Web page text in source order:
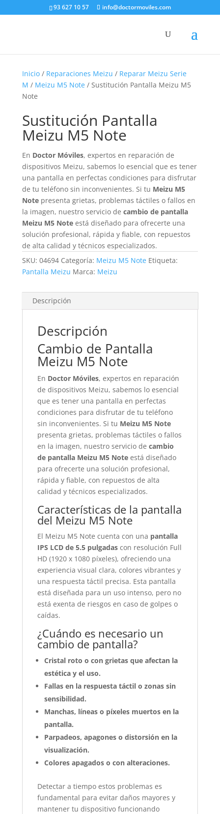
93 627 10 57 info@doctormoviles.com
Inicio/ Reparaciones Meizu / Reparar Meizu Serie
M / Meizu M5 Note/ Sustitución Pantalla Meizu M5
Note
Sustitución Pantalla
Meizu M5 Note
En Doctor Móviles, expertos en reparación de
dispositivos Meizu, sabemos lo esencial que es tener
una pantalla en perfectas condiciones para disfrutar
de tu teléfono sin inconvenientes. Si tu Meizu M5
Notepresenta grietas, problemas táctiles o fallos en
la imagen, nuestro servicio de cambio de pantalla
Meizu M5 Noteestá diseñado para ofrecerte una
solución profesional, rápida y fiable, con repuestos
de alta calidad y técnicos especializados.
SKU: 04694 Categoría: Meizu M5 Note Etiqueta:
Pantalla Meizu Marca: Meizu
Descripción
Descripción
Cambio de Pantalla
Meizu M5 Note
En Doctor Móviles, expertos en reparación
de dispositivos Meizu, sabemos lo esencial
que es tener una pantalla en perfectas
condiciones para disfrutar de tu teléfono
sin inconvenientes. Si tu Meizu M5 Note
presenta grietas, problemas táctiles o fallos
en la imagen, nuestro servicio de cambio
de pantalla Meizu M5 Noteestá diseñado
para ofrecerte una solución profesional,
rápida y fiable, con repuestos de alta
calidad y técnicos especializados.
Características de la pantalla
del Meizu M5 Note
El Meizu M5 Note cuenta con una pantalla
IPS LCD de 5.5 pulgadascon resolución Full
HD (1920 x 1080 píxeles), ofreciendo una
experiencia visual clara, colores vibrantes y
una respuesta táctil precisa. Esta pantalla
está diseñada para un uso intenso, pero no
está exenta de riesgos en caso de golpes o
caídas.
¿Cuándo es necesario un
cambio de pantalla?
Cristal roto o con grietas que afectan la
estética y el uso.
Fallas en la respuesta táctil o zonas sin
sensibilidad.
Manchas, líneas o píxeles muertos en la
pantalla.
Parpadeos, apagones o distorsión en la
visualización.
Colores apagados o con alteraciones.
Detectar a tiempo estos problemas es
fundamental para evitar daños mayores y
mantener tu dispositivo funcionando